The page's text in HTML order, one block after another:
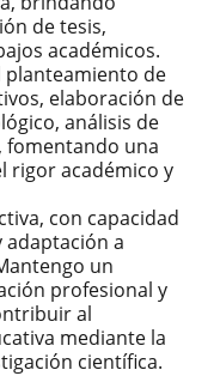
de tesis,
académicos.
planteamiento de
elaboración de
análisis de
fomentando una
rigor académico y
con capacidad
adaptación a
un
profesional y
al
mediante la
científica.